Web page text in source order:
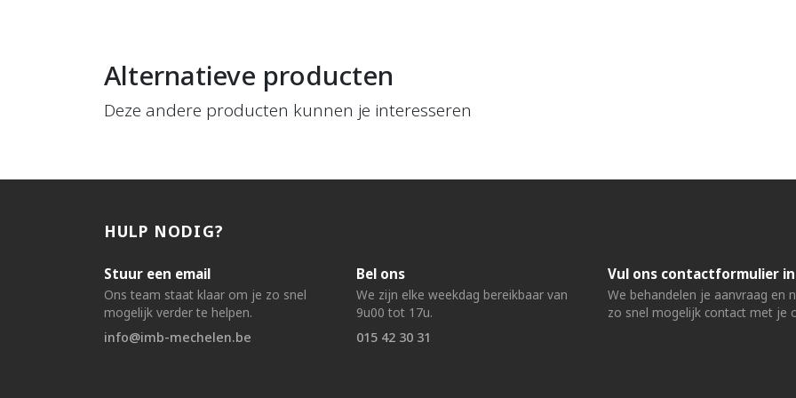
Alternatieve producten
Deze andere producten kunnen je interesseren
HULP NODIG?
Stuur een email
Ons team staat klaar om je zo snel
mogelijk verder te helpen.
info@imb-mechelen.be
Bel ons
We zijn elke weekdag bereikbaar van
9u00 tot 17u.
015 42 30 31
Vul ons contactformulier in
We behandelen je aanvraag en
zo snel mogelijk contact met je